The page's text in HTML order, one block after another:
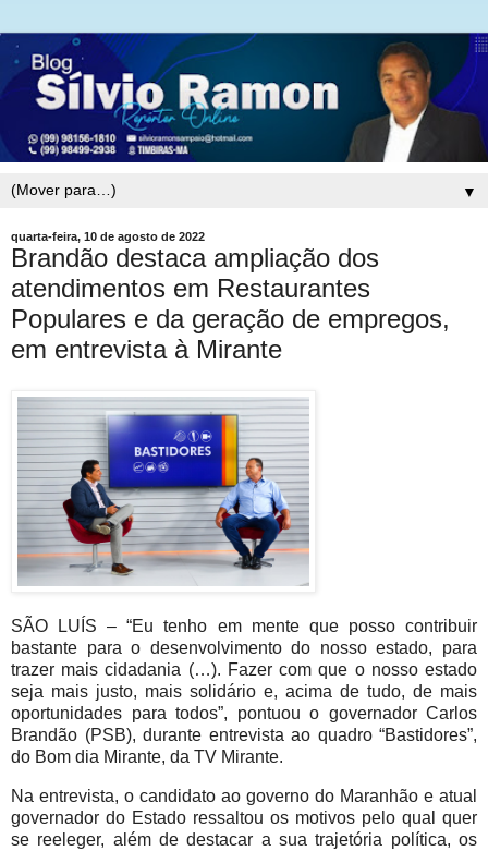
▼
quarta-feira, 10 de agosto de 2022
Brandão destaca ampliação dos
atendimentos em Restaurantes
Populares e da geração de empregos,
em entrevista à Mirante
SÃO LUÍS – “Eu tenho em mente que posso contribuir
bastante para o desenvolvimento do nosso estado, para
trazer mais cidadania (…). Fazer com que o nosso estado
seja mais justo, mais solidário e, acima de tudo, de mais
oportunidades para todos”, pontuou o governador Carlos
Brandão (PSB), durante entrevista ao quadro “Bastidores”,
do Bom dia Mirante, da TV Mirante.
Na entrevista, o candidato ao governo do Maranhão e atual
governador do Estado ressaltou os motivos pelo qual quer
se reeleger, além de destacar a sua trajetória política, os